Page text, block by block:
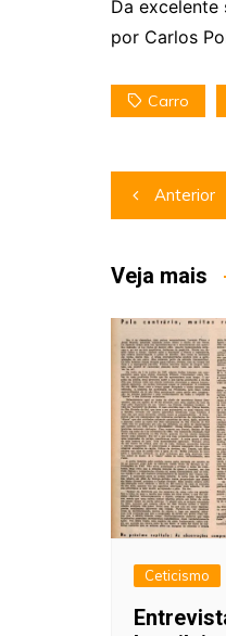
Da excelente
por Carlos
Carro
de
Post
Anterior
Veja mais
Ceticismo